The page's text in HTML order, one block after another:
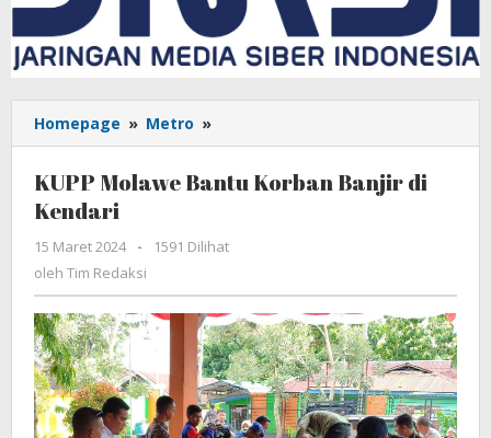
Homepage » Metro »
Molawe
Korban
di
KUPP Molawe Bantu Korban Banjir di
Kendari
15 Maret 2024
oleh
Tim
-
1591 Dilihat
oleh Tim Redaksi